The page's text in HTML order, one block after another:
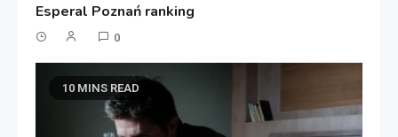
Esperal Poznań ranking
0
10 MINS READ